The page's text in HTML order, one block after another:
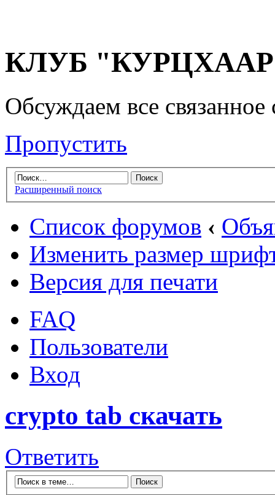
КЛУБ "КУРЦХААР"
Обсуждаем все
Пропустить
Расширенный поиск
Список форумов ‹
Изменить размер
Версия для печати
FAQ
Пользователи
Вход
crypto tab скачать
Ответить